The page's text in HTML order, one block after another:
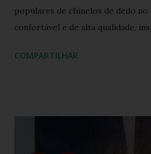
populares de chinelos de dedo no
confortável e de alta qualidade,
coração dos consumidores em
COMPARTILHAR